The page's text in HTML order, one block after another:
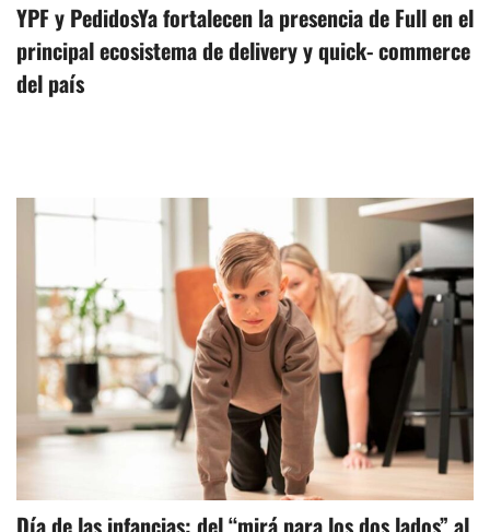
YPF y PedidosYa fortalecen la presencia de Full en el
principal ecosistema de delivery y quick- commerce
del país
Día de las infancias: del “mirá para los dos lados” al